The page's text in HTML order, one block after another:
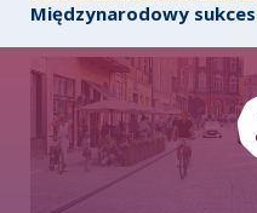
Międzynarodowy